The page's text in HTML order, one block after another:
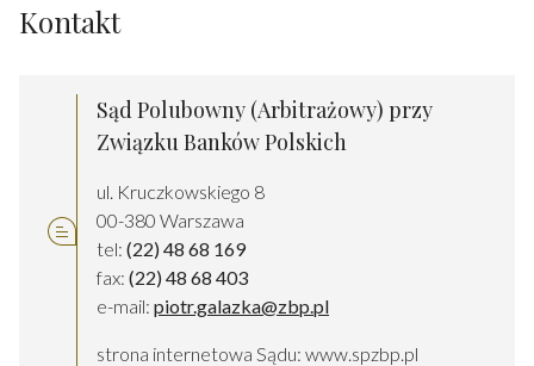
Kontakt
Sąd Polubowny (Arbitrażowy) przy
Związku Banków Polskich
ul. Kruczkowskiego 8
00-380 Warszawa
tel: (22) 48 68 169
fax: (22) 48 68 403
e-mail: piotr.galazka@zbp.pl
strona internetowa Sądu: www.spzbp.pl